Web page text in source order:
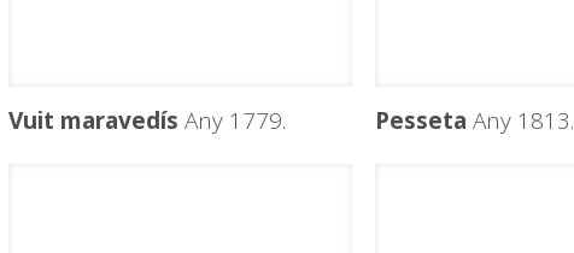
Vuit maravedís Any 1779. Pesseta Any 1813.